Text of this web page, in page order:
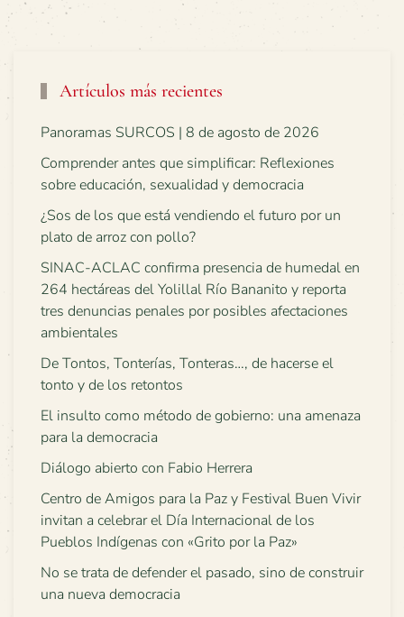
Artículos más recientes
Panoramas SURCOS | 8 de agosto de 2026
Comprender antes que simplificar: Reflexiones
sobre educación, sexualidad y democracia
¿Sos de los que está vendiendo el futuro por un
plato de arroz con pollo?
SINAC-ACLAC confirma presencia de humedal en
264 hectáreas del Yolillal Río Bananito y reporta
tres denuncias penales por posibles afectaciones
ambientales
De Tontos, Tonterías, Tonteras…, de hacerse el
tonto y de los retontos
El insulto como método de gobierno: una amenaza
para la democracia
Diálogo abierto con Fabio Herrera
Centro de Amigos para la Paz y Festival Buen Vivir
invitan a celebrar el Día Internacional de los
Pueblos Indígenas con «Grito por la Paz»
No se trata de defender el pasado, sino de construir
una nueva democracia